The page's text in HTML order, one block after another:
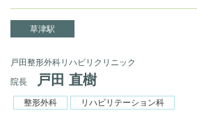
草津駅
戸田整形外科リハビリクリニック
院長
戸田 直樹
整形外科 リハビリテーション科